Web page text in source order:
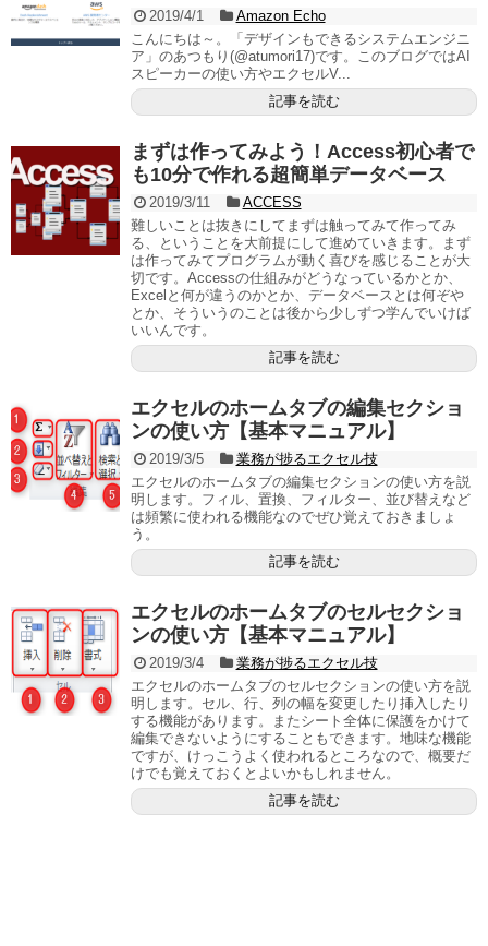
2019/4/1
Amazon Echo
こんにちは～。「デザインもできるシステムエンジニ
ア」のあつもり(@atumori17)です。このブログではAI
スピーカーの使い方やエクセルV...
記事を読む
まずは作ってみよう！Access初心者で
も10分で作れる超簡単データベース
2019/3/11
ACCESS
難しいことは抜きにしてまずは触ってみて作ってみ
る、ということを大前提にして進めていきます。まず
は作ってみてプログラムが動く喜びを感じることが大
切です。Accessの仕組みがどうなっているかとか、
Excelと何が違うのかとか、データベースとは何ぞや
とか、そういうのことは後から少しずつ学んでいけば
いいんです。
記事を読む
エクセルのホームタブの編集セクショ
ンの使い方【基本マニュアル】
2019/3/5
業務が捗るエクセル技
エクセルのホームタブの編集セクションの使い方を説
明します。フィル、置換、フィルター、並び替えなど
は頻繁に使われる機能なのでぜひ覚えておきましょ
う。
記事を読む
エクセルのホームタブのセルセクショ
ンの使い方【基本マニュアル】
2019/3/4
業務が捗るエクセル技
エクセルのホームタブのセルセクションの使い方を説
明します。セル、行、列の幅を変更したり挿入したり
する機能があります。またシート全体に保護をかけて
編集できないようにすることもできます。地味な機能
ですが、けっこうよく使われるところなので、概要だ
けでも覚えておくとよいかもしれません。
記事を読む